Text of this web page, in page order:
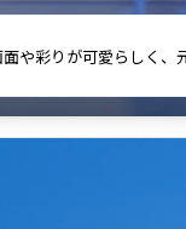
、新フレーバーの情報
ます。
に特典があるようなので